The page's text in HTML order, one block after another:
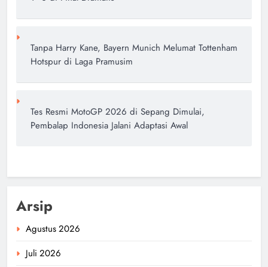
Tanpa Harry Kane, Bayern Munich Melumat Tottenham
Hotspur di Laga Pramusim
Tes Resmi MotoGP 2026 di Sepang Dimulai,
Pembalap Indonesia Jalani Adaptasi Awal
Arsip
Agustus 2026
Juli 2026